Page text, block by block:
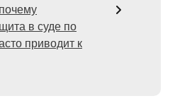
в суде по
приводит к